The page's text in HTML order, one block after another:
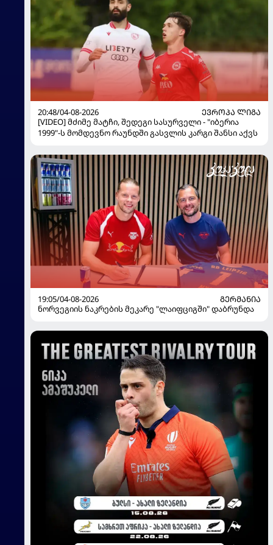
20:48/04-08-2026
ᲔᲕᲠᲝᲞᲐ ᲚᲘᲒᲐ
[VIDEO] მძიმე მატჩი, შედეგი სასურველი - "იბერია
1999"-ს მომდევნო რაუნდში გასვლის კარგი შანსი აქვს
19:05/04-08-2026
ᲒᲔᲠᲛᲐᲜᲘᲐ
ნორვეგიის ნაკრების მეკარე "ლაიფციგში" დაბრუნდა